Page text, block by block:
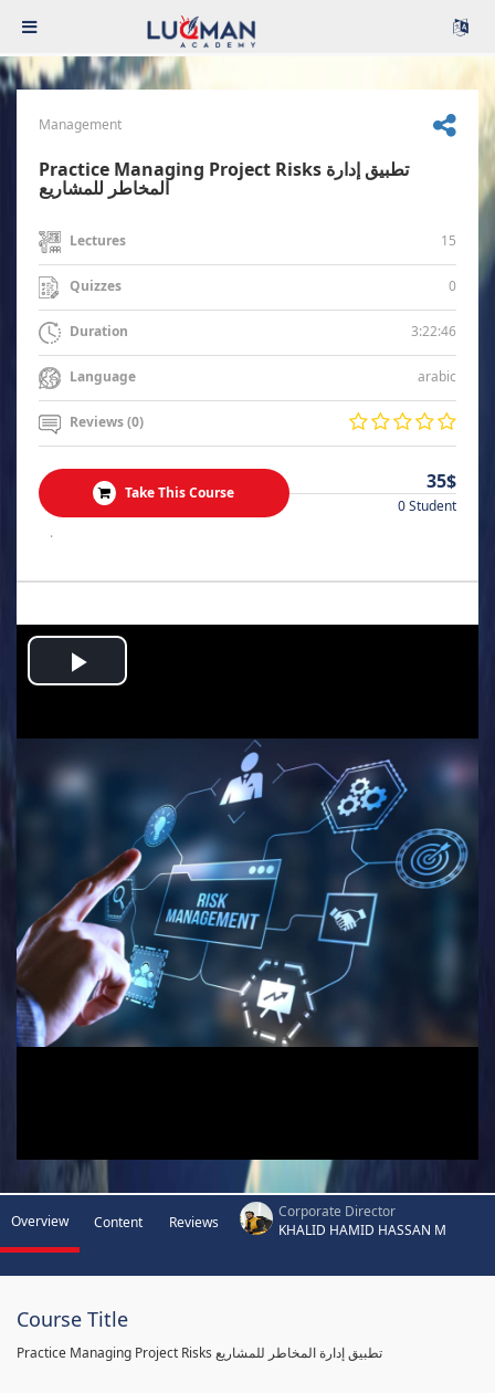
Management
Practice Managing Project Risks تطبيق إدارة
المخاطر للمشاريع
Lectures 15
Quizzes 0
Duration 3:22:46
Language arabic
Reviews (0)
Take This Course 35$
0 Student
.
Play
Video
Overview Content Reviews
Corporate Director
KHALID HAMID HASSAN M
Course Title
Practice Managing Project Risks تطبيق إدارة المخاطر للمشاريع